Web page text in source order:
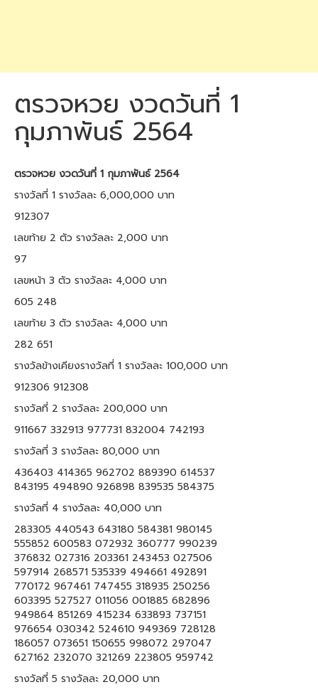
ตรวจหวย งวดวันที่ 1
กุมภาพันธ์ 2564
ตรวจหวย งวดวันที่ 1 กุมภาพันธ์ 2564
รางวัลที่ 1 รางวัลละ 6,000,000 บาท
912307
เลขท้าย 2 ตัว รางวัลละ 2,000 บาท
97
เลขหน้า 3 ตัว รางวัลละ 4,000 บาท
605 248
เลขท้าย 3 ตัว รางวัลละ 4,000 บาท
282 651
รางวัลข้างเคียงรางวัลที่ 1 รางวัลละ 100,000 บาท
912306 912308
รางวัลที่ 2 รางวัลละ 200,000 บาท
911667 332913 977731 832004 742193
รางวัลที่ 3 รางวัลละ 80,000 บาท
436403 414365 962702 889390 614537
843195 494890 926898 839535 584375
รางวัลที่ 4 รางวัลละ 40,000 บาท
283305 440543 643180 584381 980145
555852 600583 072932 360777 990239
376832 027316 203361 243453 027506
597914 268571 535339 494661 492891
770172 967461 747455 318935 250256
603395 527527 011056 001885 682896
949864 851269 415234 633893 737151
976654 030342 524610 949369 728128
186057 073651 150655 998072 297047
627162 232070 321269 223805 959742
รางวัลที่ 5 รางวัลละ 20,000 บาท